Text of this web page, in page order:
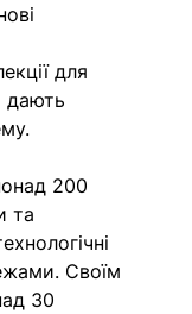
для
дають
200
та
Своїм
30